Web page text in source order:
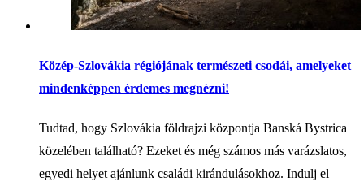
Közép-Szlovákia régiójának természeti csodái, amelyeket
mindenképpen érdemes megnézni!
Tudtad, hogy Szlovákia földrajzi központja Banská Bystrica
közelében található? Ezeket és még számos más varázslatos,
egyedi helyet ajánlunk családi kirándulásokhoz. Indulj el